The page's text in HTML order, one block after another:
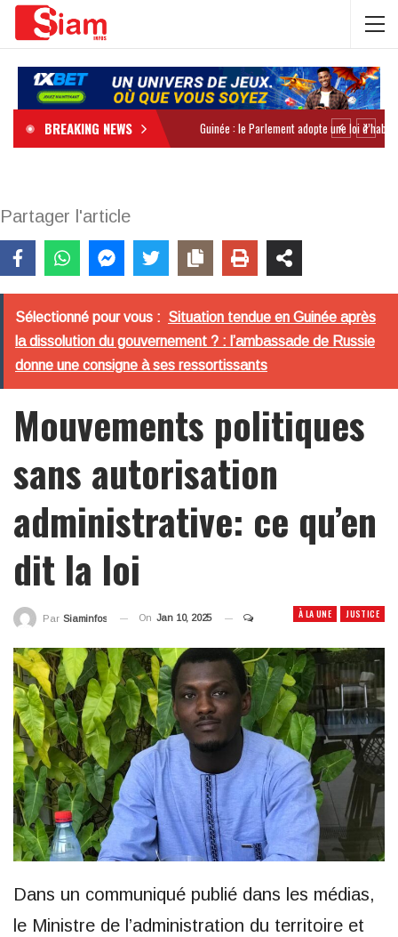
BREAKING NEWS
Partager l'article
Sélectionné pour vous : Situation tendue en Guinée après
la dissolution du gouvernement ? : l’ambassade de Russie
donne une consigne à ses ressortissants
Mouvements politiques
sans autorisation
administrative: ce qu’en
dit la loi
À LA UNE JUSTICE
Par Siaminfos On Jan 10, 2025
Dans un communiqué publié dans les médias,
le Ministre de l’administration du territoire et